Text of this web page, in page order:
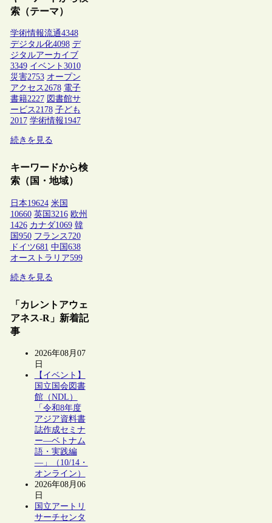
索（テーマ）
学術情報流通4348
デジタル化4098 デ
ジタルアーカイブ
3349 イベント 3010
災害2753 オープン
アクセス2678 電子
書籍2227 図書館サ
ービス2178 子ども
2017 学術情報1947
続きを見る
キーワードから検
索（国・地域）
日本19624 米国
10660 英国 3216 欧州
1426 カナダ1069 韓
国 950 フランス 720
ドイツ681 中国 638
オーストラリア599
続きを見る
「カレントアウェ
アネス-R」新着記
事
2026年08月07
日
【イベント】
国立国会図書
館（NDL）
「令和8年度
アジア資料書
誌作成セミナ
ー―ベトナム
語・実践編
―」（10/14・
オンライン）
2026年08月06
日
国立アートリ
サーチセンタ